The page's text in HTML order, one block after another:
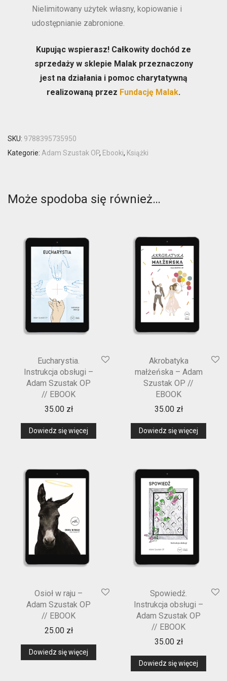
Nielimitowany użytek własny, kopiowanie i
udostępnianie zabronione.
Kupując wspierasz! Całkowity dochód ze
sprzedaży w sklepie Malak przeznaczony
jest na działania i pomoc charytatywną
realizowaną przez Fundację Malak.
SKU: 9788395735950
Kategorie: Adam Szustak OP, Ebooki, Książki
Może spodoba się również…
Eucharystia.
Instrukcja obsługi –
Adam Szustak OP
// EBOOK
35.00 zł
Dowiedz się więcej
Akrobatyka
małżeńska – Adam
Szustak OP //
EBOOK
35.00 zł
Dowiedz się więcej
Osioł w raju –
Adam Szustak OP
// EBOOK
25.00 zł
Dowiedz się więcej
Spowiedź.
Instrukcja obsługi –
Adam Szustak OP
// EBOOK
35.00 zł
Dowiedz się więcej